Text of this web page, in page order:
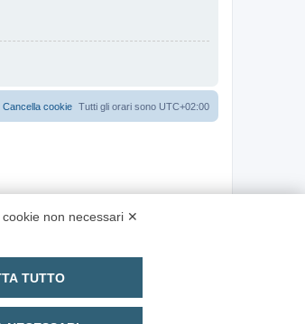
Tutti gli orari sono UTC+02:00
Cancella cookie
cookie non necessari ✕
TUTTO